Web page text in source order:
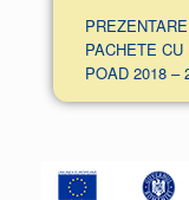
PACHETE
POAD 2018 –